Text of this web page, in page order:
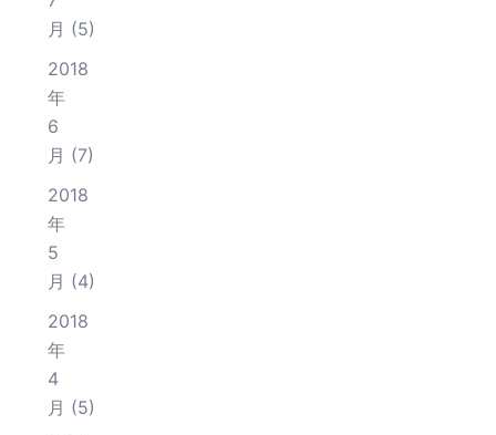
月 (5)
2018
年
6
月 (7)
2018
年
5
月 (4)
2018
年
4
月 (5)